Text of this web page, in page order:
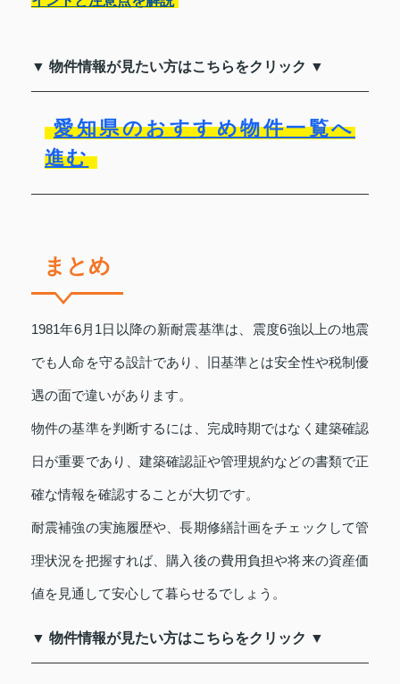
▼ 物件情報が見たい方はこちらをクリック ▼
愛知県のおすすめ物件一覧へ
進む
まとめ
1981年6月1日以降の新耐震基準は、震度6強以上の地震
でも人命を守る設計であり、旧基準とは安全性や税制優
遇の面で違いがあります。
物件の基準を判断するには、完成時期ではなく建築確認
日が重要であり、建築確認証や管理規約などの書類で正
確な情報を確認することが大切です。
耐震補強の実施履歴や、長期修繕計画をチェックして管
理状況を把握すれば、購入後の費用負担や将来の資産価
値を見通して安心して暮らせるでしょう。
▼ 物件情報が見たい方はこちらをクリック ▼